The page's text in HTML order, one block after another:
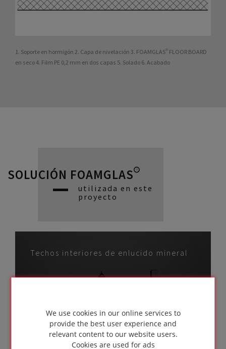
We use cookies in our online services to
provide the best user experience and
relevant content to our website users.
Cookies are used for ads
1. Soporte en hormigón 2. Capa de nivelación 3. FOAMGLAS® FLOOR BOARD
en seco 4. Film PE 0,2 mm en dos capas 5. Solado 6. Acabado
SOLUCIÓN FOAMGLAS®
utilizada en este
proyecto
Techos interiores de enlucido mineral
IR A LA
SOLUCIÓN